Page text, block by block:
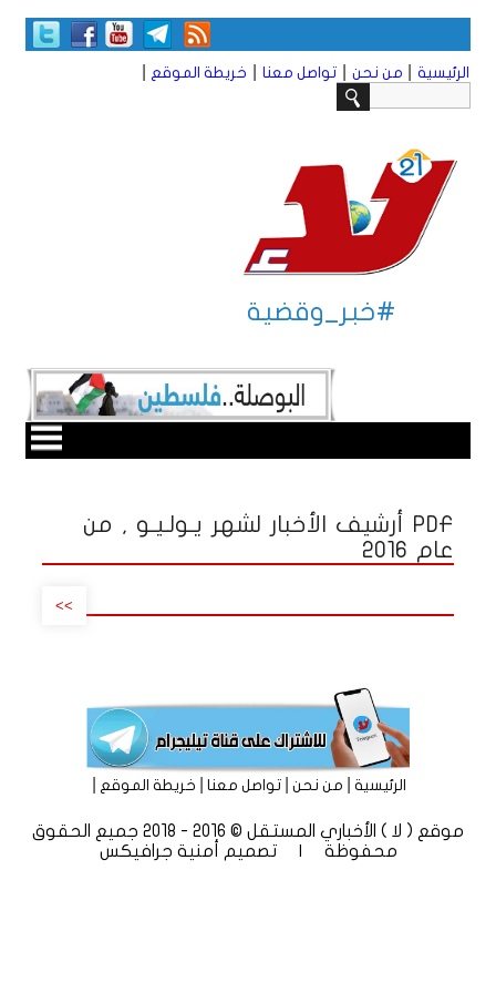
الرئيسية من نحن تواصل معنا خريطة الموقع
#خبر_وقضية
PDF أرشيف الأخبار لشهر يـولـيـو , من
عام 2016
>>
الرئيسية|من نحن|تواصل معنا|خريطة الموقع
موقع ( لا ) الأخباري المستقل © 2016 - 2018 جميع الحقوق
محفوظة | تصميم
أمنية جرافيكس